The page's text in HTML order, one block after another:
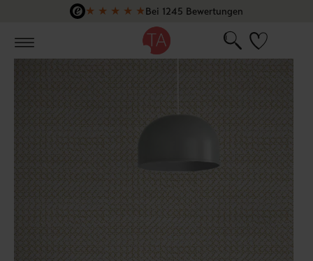
Zum Hauptinhalt springen
★ ★ ★ ★ ★Bei 1245 Bewertungen